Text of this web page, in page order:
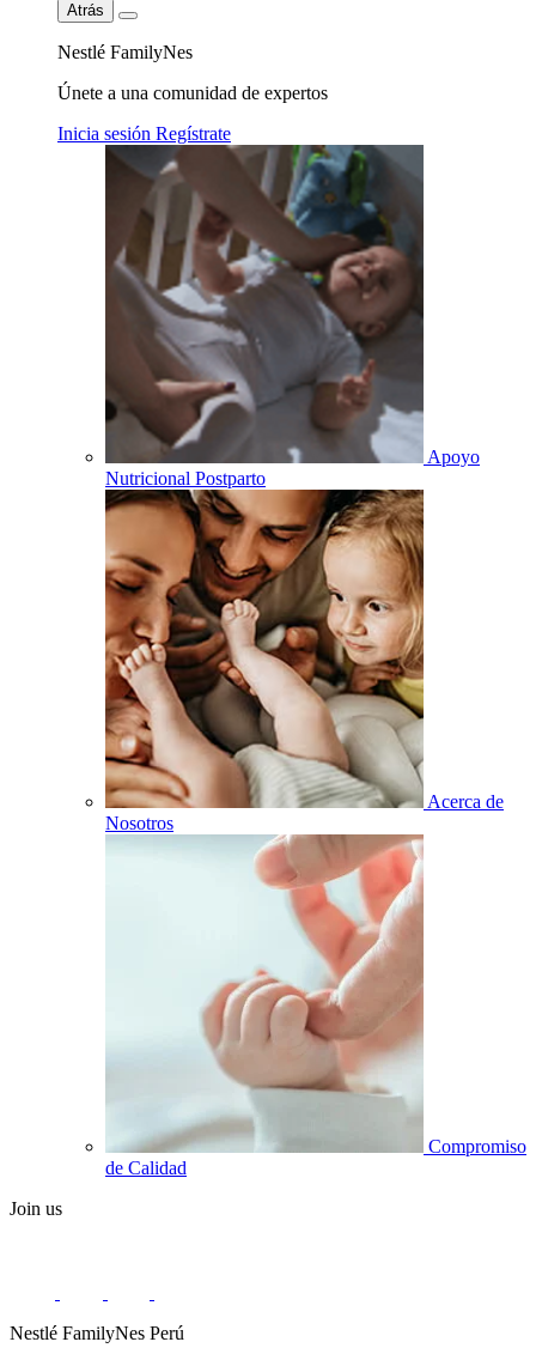
Atrás
Nestlé FamilyNes
Únete a una comunidad de expertos
Inicia sesión Regístrate
Apoyo
Nutricional Postparto
Acerca de
Nosotros
Compromiso
de Calidad
Join us
Nestlé FamilyNes Perú